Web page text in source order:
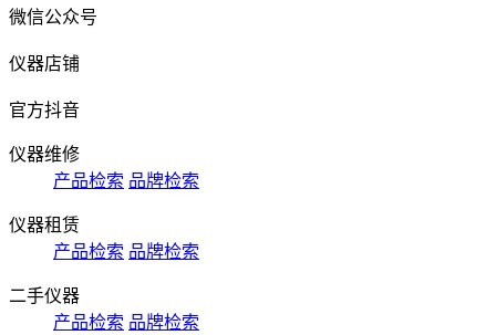
微信公众号
仪器店铺
官方抖音
仪器维修
产品检索 品牌检索
仪器租赁
产品检索 品牌检索
二手仪器
产品检索 品牌检索